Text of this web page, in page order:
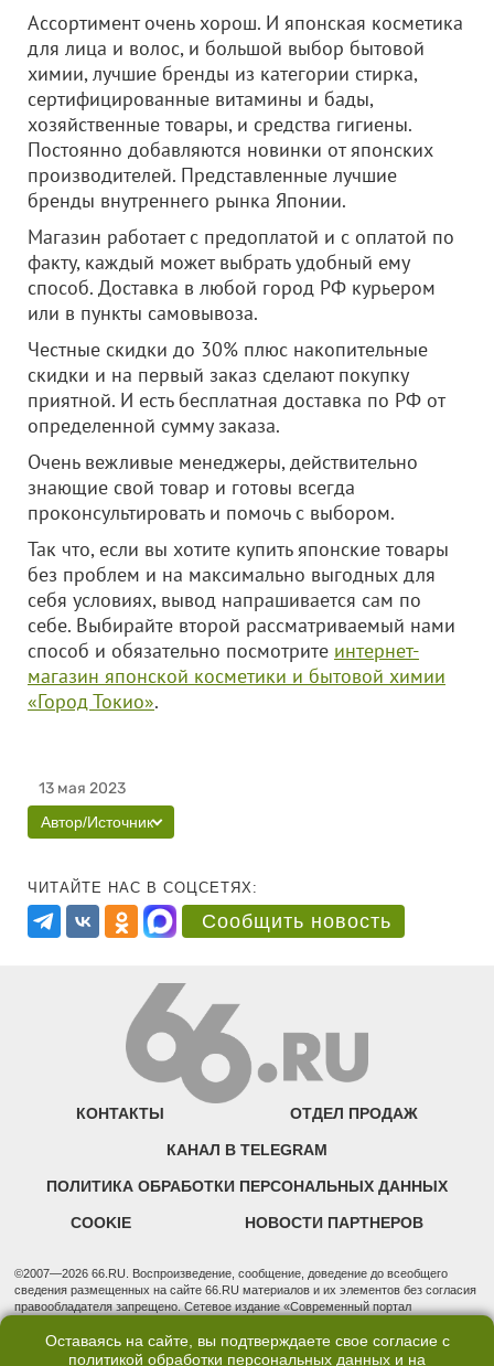
Ассортимент очень хорош. И японская косметика
для лица и волос, и большой выбор бытовой
химии, лучшие бренды из категории стирка,
сертифицированные витамины и бады,
хозяйственные товары, и средства гигиены.
Постоянно добавляются новинки от японских
производителей. Представленные лучшие
бренды внутреннего рынка Японии.
Магазин работает с предоплатой и с оплатой по
факту, каждый может выбрать удобный ему
способ. Доставка в любой город РФ курьером
или в пункты самовывоза.
Честные скидки до 30% плюс накопительные
скидки и на первый заказ сделают покупку
приятной. И есть бесплатная доставка по РФ от
определенной сумму заказа.
Очень вежливые менеджеры, действительно
знающие свой товар и готовы всегда
проконсультировать и помочь с выбором.
Так что, если вы хотите купить японские товары
без проблем и на максимально выгодных для
себя условиях, вывод напрашивается сам по
себе. Выбирайте второй рассматриваемый нами
способ и обязательно посмотрите интернет-
магазин японской косметики и бытовой химии
«Город Токио».
13 мая 2023
Автор/Источник
ЧИТАЙТЕ НАС В СОЦСЕТЯХ:
Сообщить новость
КОНТАКТЫ ОТДЕЛ ПРОДАЖ
КАНАЛ В TELEGRAM
ПОЛИТИКА ОБРАБОТКИ ПЕРСОНАЛЬНЫХ ДАННЫХ
COOKIE НОВОСТИ ПАРТНЕРОВ
©2007—2026 66.RU. Воспроизведение, сообщение, доведение до всеобщего
сведения размещенных на сайте 66.RU материалов и их элементов без согласия
правообладателя запрещено. Сетевое издание «Современный портал
надзору в сфере связи, информационных технологий и массовых коммуникаций
(Роскомнадзор). Регистрационный номер ЭЛ № ФС 77 - 76634 от 02.09.2019
Оставаясь на сайте, вы подтверждаете свое согласие с
политикой обработки персональных данных и на